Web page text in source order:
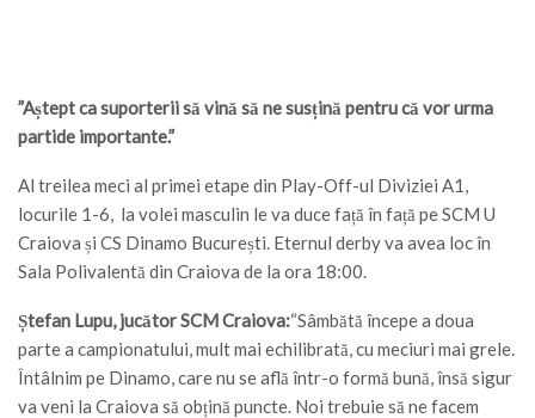
”Aștept ca suporterii să vină să ne susțină pentru că vor urma
partide importante.”
Al treilea meci al primei etape din Play-Off-ul Diviziei A1,
locurile 1-6, la volei masculin le va duce față în față pe SCM U
Craiova și CS Dinamo București. Eternul derby va avea loc în
Sala Polivalentă din Craiova de la ora 18:00.
Ștefan Lupu, jucător SCM Craiova:“Sâmbătă începe a doua
parte a campionatului, mult mai echilibrată, cu meciuri mai grele.
Întâlnim pe Dinamo, care nu se află într-o formă bună, însă sigur
va veni la Craiova să obțină puncte. Noi trebuie să ne facem